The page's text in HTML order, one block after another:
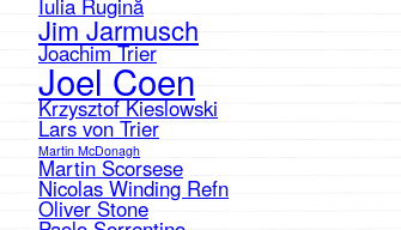
Iulia Rugină
Jim Jarmusch
Joachim Trier
Joel Coen
Krzysztof Kieslowski
Lars von Trier
Martin McDonagh
Martin Scorsese
Nicolas Winding Refn
Oliver Stone